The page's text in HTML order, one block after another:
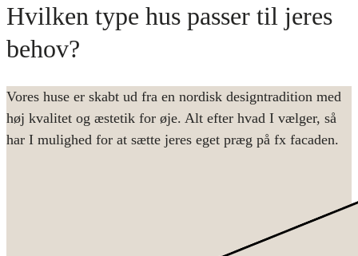
Hvilken type hus passer til jeres
behov?
Vores huse er skabt ud fra en nordisk designtradition med
høj kvalitet og æstetik for øje. Alt efter hvad I vælger, så
har I mulighed for at sætte jeres eget præg på fx facaden.